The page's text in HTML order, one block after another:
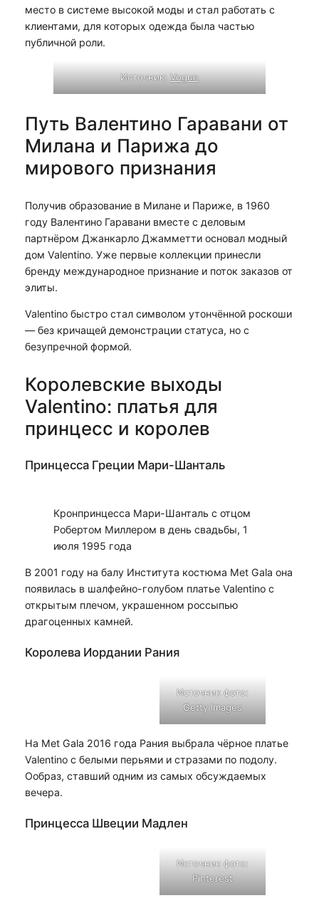
место в системе высокой моды и стал работать с
клиентами, для которых одежда была частью
публичной роли.
Источник: Vogue
Путь Валентино Гаравани от
Милана и Парижа до
мирового признания
Получив образование в Милане и Париже, в 1960
году Валентино Гаравани вместе с деловым
партнёром Джанкарло Джамметти основал модный
дом Valentino. Уже первые коллекции принесли
бренду международное признание и поток заказов от
элиты.
Valentino быстро стал символом утончённой роскоши
— без кричащей демонстрации статуса, но с
безупречной формой.
Королевские выходы
Valentino: платья для
принцесс и королев
Принцесса Греции Мари-Шанталь
Кронпринцесса Мари-Шанталь с отцом
Робертом Миллером в день свадьбы, 1
июля 1995 года
В 2001 году на балу Института костюма Met Gala она
появилась в шалфейно-голубом платье Valentino с
открытым плечом, украшенном россыпью
драгоценных камней.
Королева Иордании Рания
Источник фото:
Getty Images
На Met Gala 2016 года Рания выбрала чёрное платье
Valentino с белыми перьями и стразами по подолу.
Ообраз, ставший одним из самых обсуждаемых
вечера.
Принцесса Швеции Мадлен
Источник фото:
Pinterest